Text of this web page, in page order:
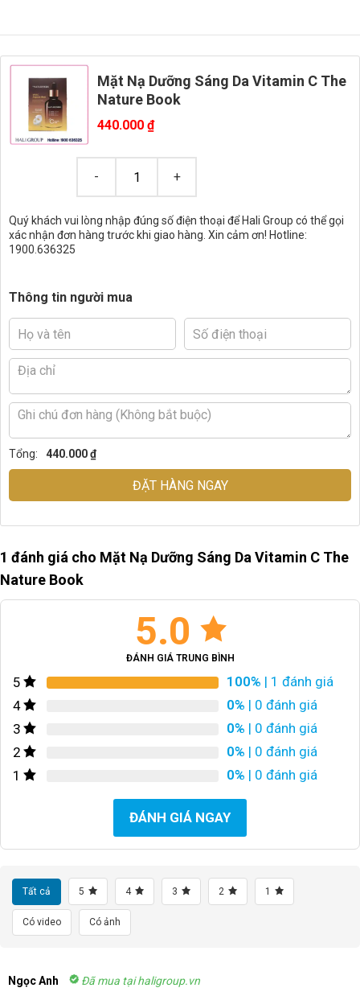
Mặt Nạ Dưỡng Sáng Da Vitamin C The
Nature Book
440.000 ₫
Quý khách vui lòng nhập đúng số điện thoại để Hali Group có thể gọi
xác nhận đơn hàng trước khi giao hàng. Xin cảm ơn! Hotline:
1900.636325
Thông tin người mua
Tổng: 440.000 ₫
ĐẶT HÀNG NGAY
1 đánh giá cho Mặt Nạ Dưỡng Sáng Da Vitamin C The
Nature Book
5.0
ĐÁNH GIÁ TRUNG BÌNH
5 100% | 1 đánh giá
4
0% | 0 đánh giá
3
0% | 0 đánh giá
2
0% | 0 đánh giá
1
0% | 0 đánh giá
ĐÁNH GIÁ NGAY
Tất cả 5 4 3 2 1
Có video Có ảnh
Ngọc Anh
Đã mua tại haligroup.vn